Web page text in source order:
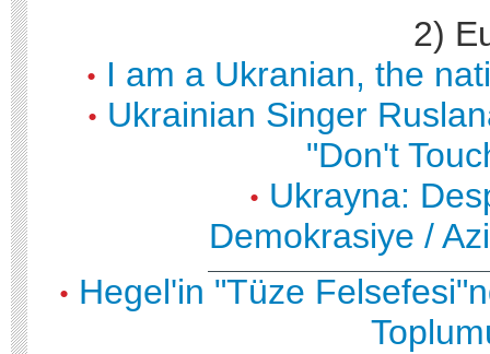
2)
• I am a Ukranian, the
• Ukrainian Singer
"Don't
• Ukrayna:
Demokrasiye /
• Hegel'in "Tüze